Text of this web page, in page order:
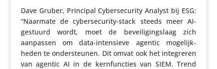
Dave Gruber, Principal Cyber­se­cu­rity Analyst bij ESG:
“Naarmate de cyber­se­cu­rity-stack steeds meer AI-
gestuurd wordt, moet de bevei­li­gings­laag zich
aanpassen om data-inten­sieve agentic moge­lijk­
heden te onder­steunen. Dit omvat ook het inte­greren
van agentic AI in de kern­func­ties van SIEM. Trend